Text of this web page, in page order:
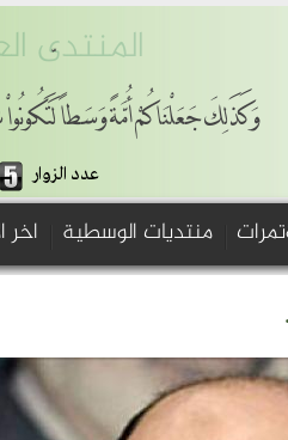
المنتدى
وَكَذَلِكَ جَعَلْنَاكُمْ أُمَّةً وَسَطاً
عدد الزوار
منتديات الوسطية اخر